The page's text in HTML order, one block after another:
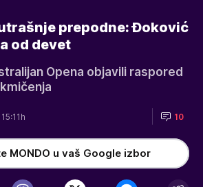
prepodne: Đoković
od devet
Opena objavili raspored
10
MONDO u vaš Google izbor